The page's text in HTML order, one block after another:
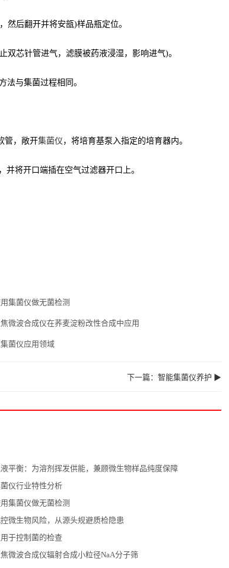
然后翻开并将安瓿)样品瓶定位。
双芯针管进气，滤膜被药液浸湿，影响进气)。
法与集菌过程相同。
管，敞开集菌仪 ，将培育基泵入指定的培育器内。
并将开口端插在空气过滤器开口上。
集菌仪做无菌检测
微波合成仪在荞麦淀粉改性合成中应用
菌仪应用领域
下一篇：智能集菌仪养护 ▶
液平衡：为溶剂挥发供能，兼顾微生物样品纯度保障
仪行业特性分析
集菌仪做无菌检测
微生物风险，从源头规避质检隐患
于控制菌的检查
微波合成仪辐射合成小粒径NaA分子筛